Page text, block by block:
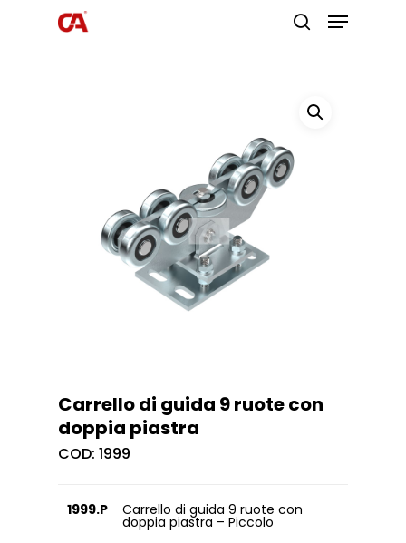
Carrello di guida 9 ruote con
doppia piastra
COD: 1999
1999.P Carrello di guida 9 ruote con
doppia piastra – Piccolo